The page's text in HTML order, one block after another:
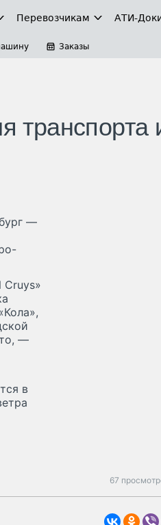
Перевозчикам АТИ-
Заказы
транспорта
—
Cruys»
—
в
67